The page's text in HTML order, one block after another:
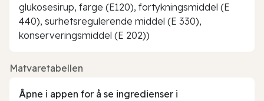
glukosesirup, farge (E120), fortykningsmiddel (E
440), surhetsregulerende middel (E 330),
konserveringsmiddel (E 202))
Matvaretabellen
Åpne i appen for å se ingredienser i